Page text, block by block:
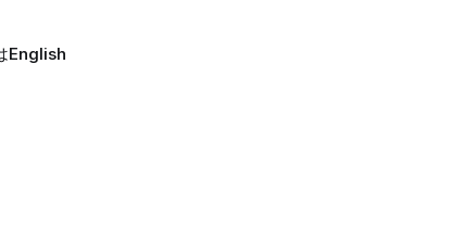
English